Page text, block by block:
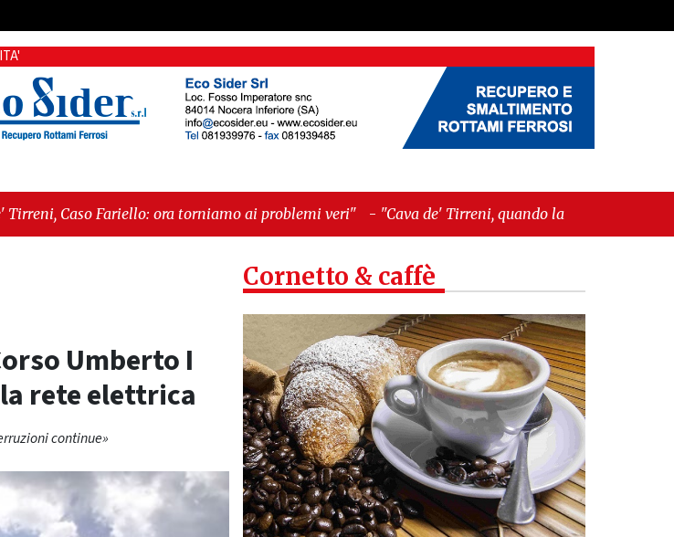
ora torniamo ai problemi veri" -"Cava de' Tirreni, quando la burocrazia dimentica
Umberto I
rete elettrica
continue»
Cornetto & caffè